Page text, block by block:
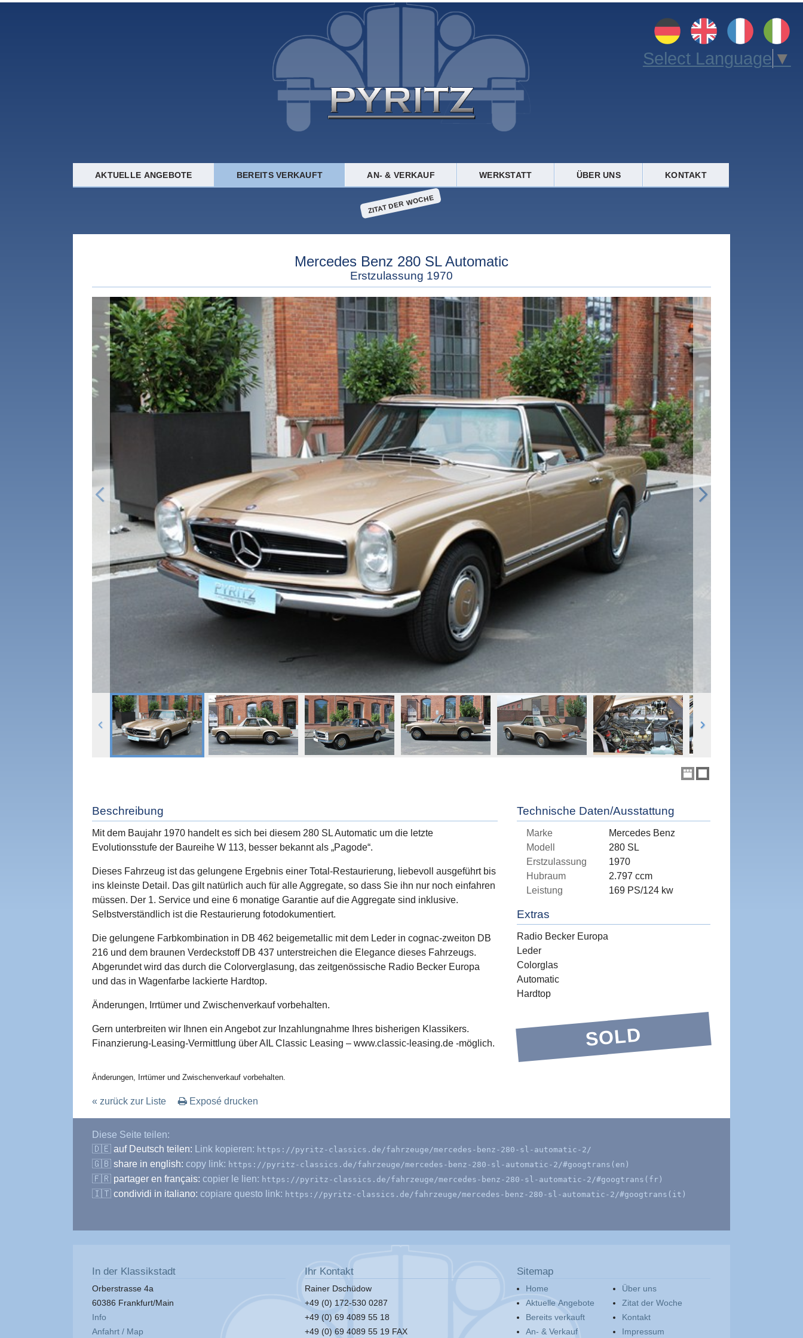
Select Language ▼
AKTUELLE ANGEBOTE BEREITS VERKAUFT AN- & VERKAUF WERKSTATT ÜBER UNS KONTAKT
ZITAT DER WOCHE
Mercedes Benz 280 SL Automatic
Erstzulassung 1970
Beschreibung
Mit dem Baujahr 1970 handelt es sich bei diesem 280 SL Automatic um die letzte
Evolutionsstufe der Baureihe W 113, besser bekannt als „Pagode“.
Dieses Fahrzeug ist das gelungene Ergebnis einer Total-Restaurierung, liebevoll ausgeführt bis
ins kleinste Detail. Das gilt natürlich auch für alle Aggregate, so dass Sie ihn nur noch einfahren
müssen. Der 1. Service und eine 6 monatige Garantie auf die Aggregate sind inklusive.
Selbstverständlich ist die Restaurierung fotodokumentiert.
Die gelungene Farbkombination in DB 462 beigemetallic mit dem Leder in cognac-zweiton DB
216 und dem braunen Verdeckstoff DB 437 unterstreichen die Elegance dieses Fahrzeugs.
Abgerundet wird das durch die Colorverglasung, das zeitgenössische Radio Becker Europa
und das in Wagenfarbe lackierte Hardtop.
Änderungen, Irrtümer und Zwischenverkauf vorbehalten.
Gern unterbreiten wir Ihnen ein Angebot zur Inzahlungnahme Ihres bisherigen Klassikers.
Finanzierung-Leasing-Vermittlung über AIL Classic Leasing – www.classic-leasing.de -möglich.
Technische Daten/Ausstattung
Marke
Mercedes Benz
Modell
280 SL
Erstzulassung
1970
Hubraum
2.797 ccm
Leistung
169 PS/124 kw
Extras
Radio Becker Europa
Leder
Colorglas
Automatic
Hardtop
SOLD
Änderungen, Irrtümer und Zwischenverkauf vorbehalten.
« zurück zur Liste Exposé drucken
Diese Seite teilen:
🇩🇪 auf Deutsch teilen: Link kopieren: https://pyritz-classics.de/fahrzeuge/mercedes-benz-280-sl-automatic-2/
🇬🇧 share in english: copy link: https://pyritz-classics.de/fahrzeuge/mercedes-benz-280-sl-automatic-2/#googtrans(en)
🇫🇷 partager en français: copier le lien: https://pyritz-classics.de/fahrzeuge/mercedes-benz-280-sl-automatic-2/#googtrans(fr)
🇮🇹 condividi in italiano: copiare questo link: https://pyritz-classics.de/fahrzeuge/mercedes-benz-280-sl-automatic-2/#googtrans(it)
In der Klassikstadt
Orberstrasse 4a
60386 Frankfurt/Main
Info
Anfahrt / Map
Ihr Kontakt
Rainer Dschüdow
+49 (0) 172-530 0287
+49 (0) 69 4089 55 18
+49 (0) 69 4089 55 19 FAX
Sitemap
Home
Aktuelle Angebote
Bereits verkauft
An- & Verkauf
Über uns
Zitat der Woche
Kontakt
Impressum